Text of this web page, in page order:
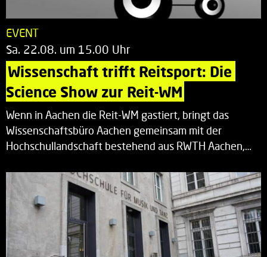
EVENT
Sa. 22.08. um 15.00 Uhr
Wissenschaft trifft Reitsport: Die
Science Show zur Reit-WM
Wenn in Aachen die Reit-WM gastiert, bringt das
Wissenschaftsbüro Aachen gemeinsam mit der
Hochschullandschaft bestehend aus RWTH Aachen,…